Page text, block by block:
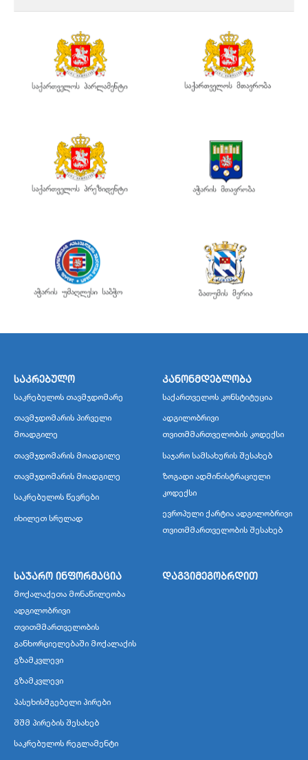
საკრებულო
საკრებულოს თავმჯდომარე
თავმჯდომარის პირველი
მოადგილე
თავმჯდომარის მოადგილე
თავმჯდომარის მოადგილე
საკრებულოს წევრები
იხილეთ სრულად
კანონმდებლობა
საქართველოს კონსტიტუცია
ადგილობრივი
თვითმმართველობის კოდექსი
საჯარო სამსახურის შესახებ
ზოგადი ადმინისტრაციული
კოდექსი
ევროპული ქარტია ადგილობრივი
თვითმმართველობის შესახებ
საჯარო ინფორმაცია
მოქალაქეთა მონაწილეობა
ადგილობრივი
თვითმმართველობის
განხორციელებაში მოქალაქის
გზამკვლევი
გზამკვლევი
პასუხისმგებელი პირები
შშმ პირების შესახებ
საკრებულოს რეგლამენტი
დაგვიმეგობრდით